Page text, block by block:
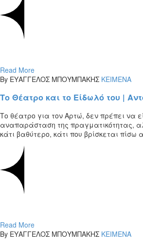
Read More
By ΕΥΑΓΓΕΛΟΣ ΜΠΟΥΜΠΑΚΗΣ ΚΕΙΜΕΝΑ
Το Θέατρο και το Είδωλό του |
Το θέατρο για τον Αρτώ, δεν πρέπει να
αναπαράσταση της πραγματικότητας,
κάτι βαθύτερο, κάτι που βρίσκεται πίσω
Read More
By ΕΥΑΓΓΕΛΟΣ ΜΠΟΥΜΠΑΚΗΣ ΚΕΙΜΕΝΑ